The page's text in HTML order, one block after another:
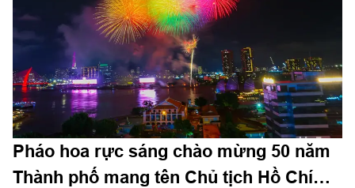
Pháo hoa rực sáng chào mừng 50 năm
Thành phố mang tên Chủ tịch Hồ Chí